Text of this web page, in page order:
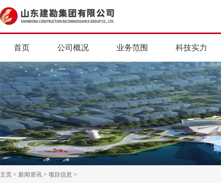
首页 公司概况 业务范围 科技实力
主页 > 新闻资讯 > 项目信息 >